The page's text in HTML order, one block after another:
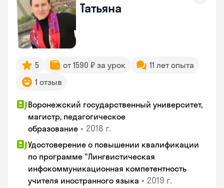
Татьяна
5 от 1590 ₽ за урок
11 лет опыта
1 отзыв
Воронежский государственный университет,
магистр, педагогическое
образование • 2018 г.
Удостоверение о повышении квалификации
по программе "Лингвистическая
инфокоммуникационная компетентность
учителя иностранного языка • 2019 г.